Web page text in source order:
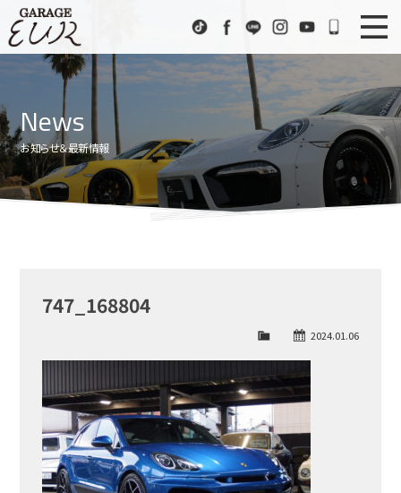
TikTokFacebook
LINE InstagramYoutube072-
ニュース
Stock List
在庫車情報
EUR Sports
EURスポーツ
アクセス
News
お知らせ＆最新情報
747_168804
2024.01.06